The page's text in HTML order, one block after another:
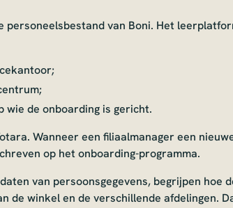
van Boni. Het
wie de onboarding is gericht.
Wanneer een filiaalmanager een
op het onboarding-programma.
van persoonsgegevens, begrijpen hoe
winkel en de verschillende afdelingen.